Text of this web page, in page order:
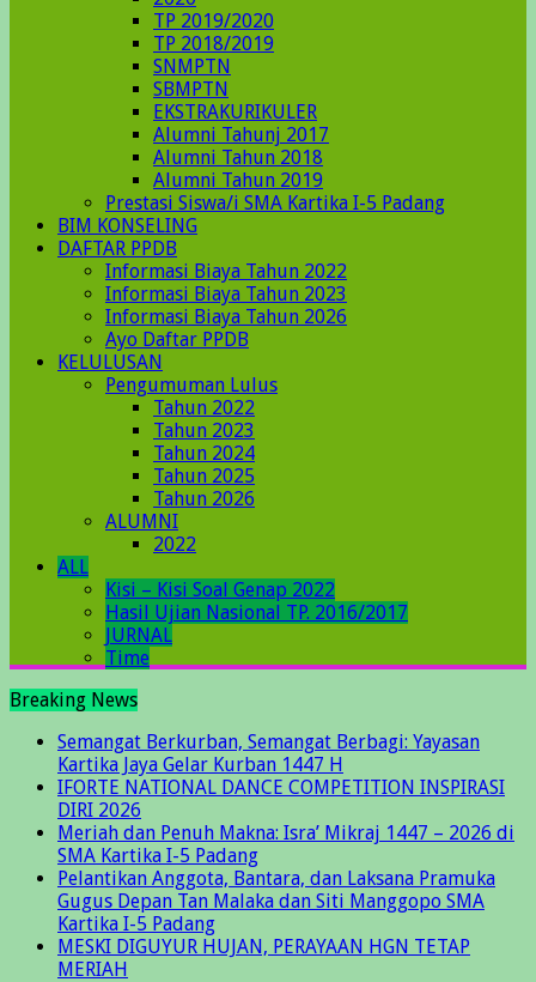
TP 2019/2020
TP 2018/2019
SNMPTN
SBMPTN
EKSTRAKURIKULER
Alumni Tahunj 2017
Alumni Tahun 2018
Alumni Tahun 2019
Prestasi Siswa/i SMA Kartika I-5 Padang
BIM KONSELING
DAFTAR PPDB
Informasi Biaya Tahun 2022
Informasi Biaya Tahun 2023
Informasi Biaya Tahun 2026
Ayo Daftar PPDB
KELULUSAN
Pengumuman Lulus
Tahun 2022
Tahun 2023
Tahun 2024
Tahun 2025
Tahun 2026
ALUMNI
2022
ALL
Kisi – Kisi Soal Genap 2022
Hasil Ujian Nasional TP. 2016/2017
JURNAL
Time
Breaking News
Semangat Berkurban, Semangat Berbagi: Yayasan
Kartika Jaya Gelar Kurban 1447 H
IFORTE NATIONAL DANCE COMPETITION INSPIRASI
DIRI 2026
Meriah dan Penuh Makna: Isra’ Mikraj 1447 – 2026 di
SMA Kartika I-5 Padang
Pelantikan Anggota, Bantara, dan Laksana Pramuka
Gugus Depan Tan Malaka dan Siti Manggopo SMA
Kartika I-5 Padang
MESKI DIGUYUR HUJAN, PERAYAAN HGN TETAP
MERIAH